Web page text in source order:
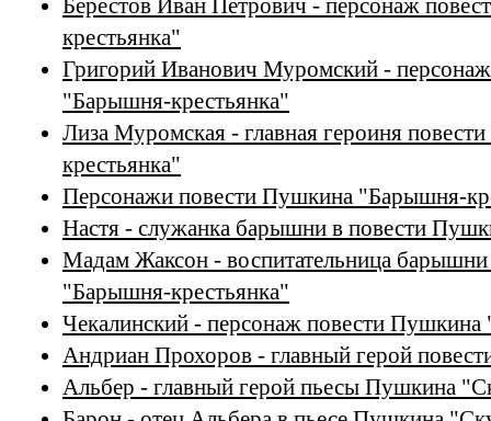
Берестов Иван Петрович - персонаж
крестьянка"
Григорий Иванович Муромский -
"Барышня-крестьянка"
Лиза Муромская - главная героиня
крестьянка"
Персонажи повести Пушкина "Барышня-
Настя - служанка барышни в повести
Мадам Жаксон - воспитательница
"Барышня-крестьянка"
Чекалинский - персонаж повести
Андриан Прохоров - главный герой
Альбер - главный герой пьесы Пушкина